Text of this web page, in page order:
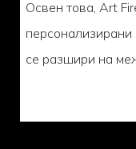
Освен това, Art
персонализирани
се разшири на